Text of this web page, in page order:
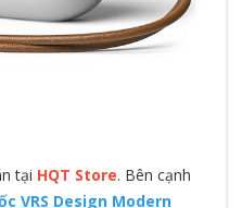
tại HQT Store. Bên cạnh
VRS Design Modern